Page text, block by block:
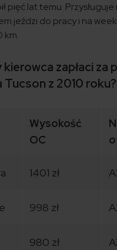
pięć lat temu. Przysługuje
jeździ do pracy i na
km.
kierowca zapłaci za
Tucson z 2010 roku?
Wysokość
OC
1401 zł
998 zł
980 zł